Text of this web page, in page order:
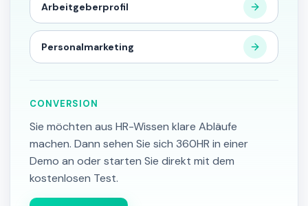
Arbeitgeberprofil
Personalmarketing
CONVERSION
Sie möchten aus HR-Wissen klare Abläufe
machen. Dann sehen Sie sich 360HR in einer
Demo an oder starten Sie direkt mit dem
kostenlosen Test.